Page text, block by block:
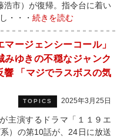
浩市）が復帰。指令台に着い
・・・ 続きを読む
マージェンシーコール」
みゆきの不穏なジャンク
響 「マジでラスボスの気
TOPICS 2025年3月25日
主演するドラマ「１１９エ
）の第10話が、24日に放送